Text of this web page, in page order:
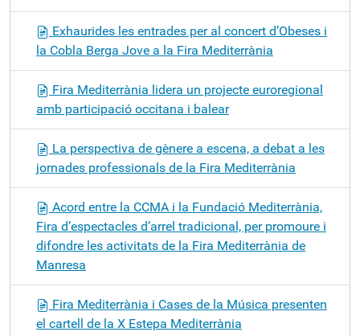
Exhaurides les entrades per al concert d’Obeses i
la Cobla Berga Jove a la Fira Mediterrània
Fira Mediterrània lidera un projecte euroregional
amb participació occitana i balear
La perspectiva de gènere a escena, a debat a les
jornades professionals de la Fira Mediterrània
Acord entre la CCMA i la Fundació Mediterrània,
Fira d’espectacles d’arrel tradicional, per promoure i
difondre les activitats de la Fira Mediterrània de
Manresa
Fira Mediterrània i Cases de la Música presenten
el cartell de la X Estepa Mediterrània